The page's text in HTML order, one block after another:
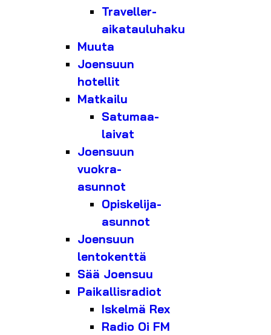
Traveller-
aikatauluhaku
Muuta
Joensuun
hotellit
Matkailu
Satumaa-
laivat
Joensuun
vuokra-
asunnot
Opiskelija-
asunnot
Joensuun
lentokenttä
Sää Joensuu
Paikallisradiot
Iskelmä Rex
Radio Oi FM